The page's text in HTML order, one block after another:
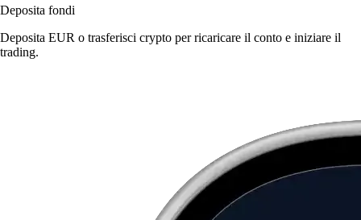
Deposita fondi
Deposita EUR o trasferisci crypto per ricaricare il conto e iniziare il
trading.